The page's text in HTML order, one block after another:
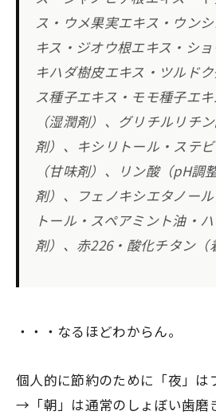
ス・ウメ果実エキス・ウン
キス・ジオウ根エキス・シ
キハダ樹皮エキス・ツルド
ス種子エキス・モモ種子エ
（湿潤剤）、グリチルリチ
剤）、キシリトール・ステ
（甘味剤）、リン酸（pH調
剤）、フェノキシエタノー
トール・スペアミント油・
剤）、赤226・酸化チタン（
・・・なるほどわからん。
個人的に節約のために「夜」は
→「朝」は通常のしょぼい歯磨